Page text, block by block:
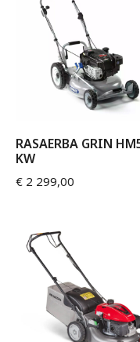
RASAERBA GRIN
KW
€ 2 299,00